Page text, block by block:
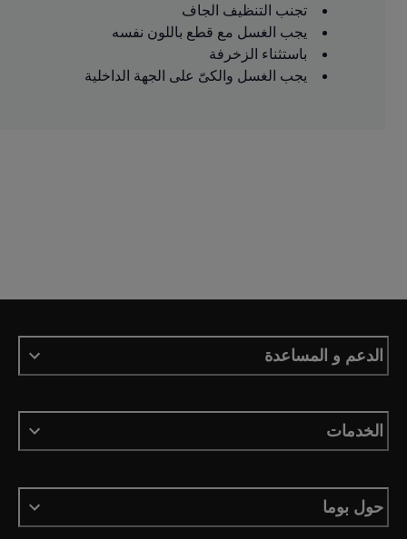
تجنب التنظيف الجاف
يجب الغسل مع قطع باللون نفسه
باستثناء الزخرفة
يجب الغسل والكىّ على الجهة الداخلية
الدعم و المساعدة
الخدمات
حول بوما